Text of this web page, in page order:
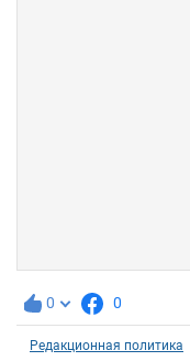
0 0
Редакционная политика